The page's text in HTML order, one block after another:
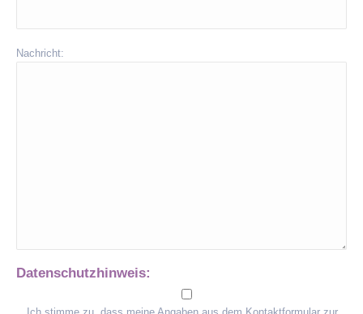
Nachricht:
Datenschutzhinweis: